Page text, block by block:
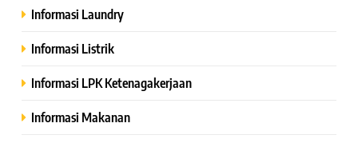
Informasi Laundry
Informasi Listrik
Informasi LPK Ketenagakerjaan
Informasi Makanan